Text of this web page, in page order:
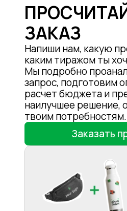
ЗАКАЗ
Напиши нам, какую
каким тиражом ты
Мы подробно
запрос, подготовим
расчет бюджета и
наилучшее решение,
твоим потребностям.
Заказать